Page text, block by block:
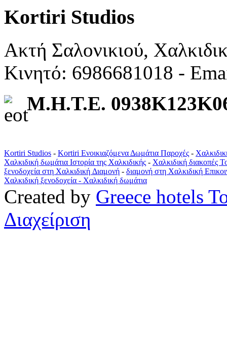
Kortiri Studios
Ακτή Σαλονικιού,
Κινητό: 6986681018 -
Μ.Η.Τ.Ε.
Kortiri Studios - Kortiri Ενοικιαζόμενα Δωμάτια Παροχές -
Χαλκιδική δωμάτια Ιστορία της Χαλκιδικής - Χαλκιδική διακοπές
ξενοδοχεία στη Χαλκιδική Διαμονή - διαμονή στη Χαλκιδική
Χαλκιδική ξενοδοχεία - Χαλκιδική δωμάτια
Created by Greece hotels
Διαχείριση